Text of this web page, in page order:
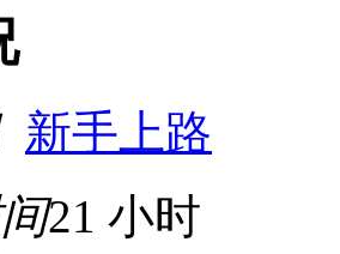
新手上路
21 小时